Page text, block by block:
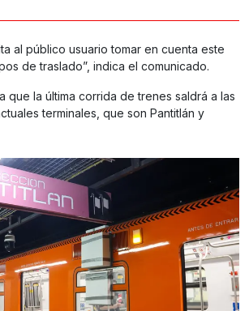
al público usuario tomar en cuenta este
de traslado”, indica el comunicado.
que la última corrida de trenes saldrá a las
terminales, que son Pantitlán y